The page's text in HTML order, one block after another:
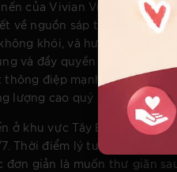
của Vivian Vu's Candles
về nguồn sáp tự nhiên
khói, và hương thơm
và đầy quyền năng. Khi
điệp mạnh mẽ đến vũ
lượng cao quý nhất.
ở khu vực Tây Bắc không
Thời điểm lý tưởng nhất là
đơn giản là muốn thư giãn